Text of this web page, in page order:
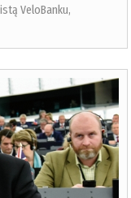
VeloBanku,